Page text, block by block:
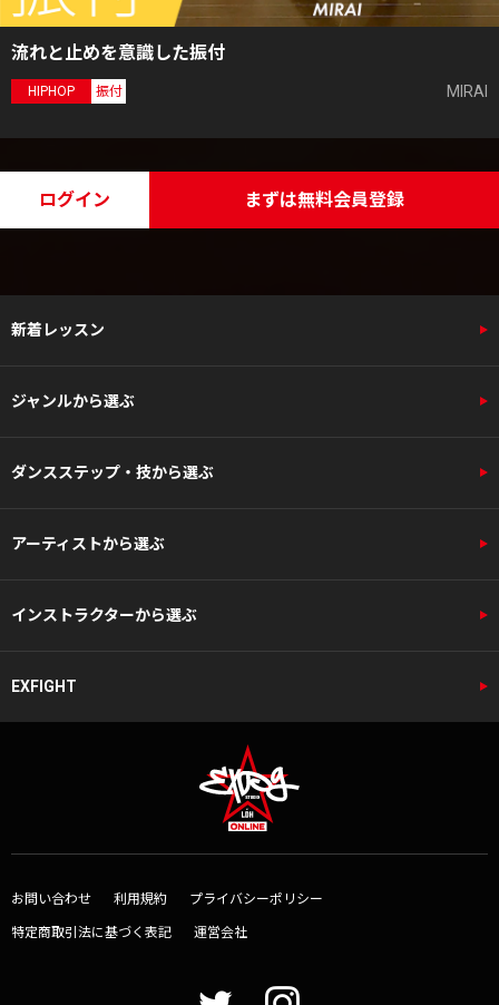
流れと止めを意識した振付
HIPHOP 振付 MIRAI
ログイン まずは無料会員登録
新着レッスン
ジャンルから選ぶ
ダンスステップ・技から選ぶ
アーティストから選ぶ
インストラクターから選ぶ
EXFIGHT
お問い合わせ 利用規約 プライバシーポリシー
特定商取引法に基づく表記 運営会社